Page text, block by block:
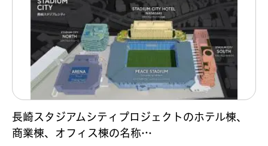
長崎スタジアムシティプロジェクトのホテル棟、
商業棟、オフィス棟の名称…